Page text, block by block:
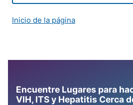
Inicio de la página
Encuentre Lugares para
VIH, ITS y Hepatitis Cerca